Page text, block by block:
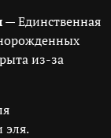
— Единственная
из-за
эля.